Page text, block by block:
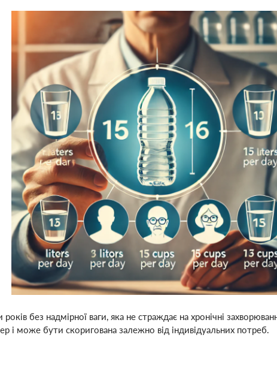
без надмірної ваги, яка не страждає на хронічні
може бути скоригована залежно від індивідуальних потреб.